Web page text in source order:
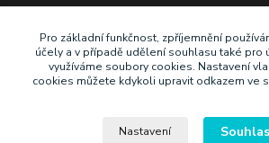
+420 603 345 409
prodej@ik-oil.cz
Pro základní funkčnost, zpříjemnění
účely a v případě udělení souhlasu také pro
využíváme soubory cookies. Nastavení
cookies můžete kdykoli upravit odkazem ve
Nastavení